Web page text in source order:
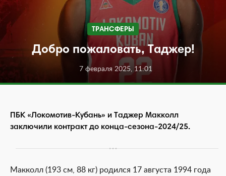
ТРАНСФЕРЫ
Добро пожаловать, Таджер!
7 февраля 2025, 11:01
ПБК «Локомотив-Кубань» и Таджер Макколл
заключили контракт до конца-сезона-2024/25.
Макколл (193 см, 88 кг) родился 17 августа 1994 года